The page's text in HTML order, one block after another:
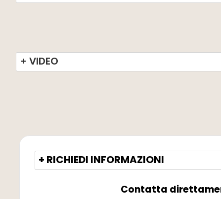
+ VIDEO
+ RICHIEDI INFORMAZIONI
Contatta